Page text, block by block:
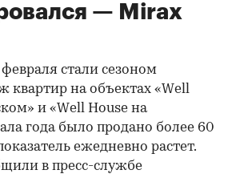
— Mirax
стали сезоном
квартир на объектах «Well
и «Well House на
года было продано более 60
ежедневно растет.
в пресс-службе